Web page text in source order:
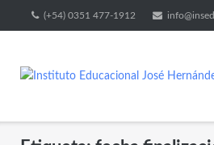
(+54) 0351 477-1912